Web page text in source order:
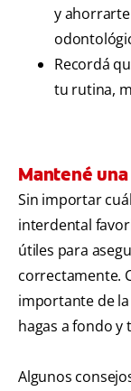
y
Recordá
tu rutina,
Mantené
Sin importar
interdental
útiles para
correctamente.
importante de
hagas a fondo y
Algunos